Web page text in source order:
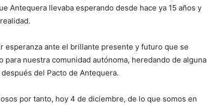
Antequera llevaba esperando desde hace ya 15 años y
esperanza ante el brillante presente y futuro que se
para nuestra comunidad autónoma, heredando de alguna
del Pacto de Antequera.
por tanto, hoy 4 de diciembre, de lo que somos en